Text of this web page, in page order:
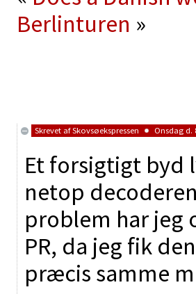
Berlinturen »
Skrevet afSkovsøekspressen Onsdag d.
Et forsigtigt byd
netop
problem har jeg
PR, da jeg fik
præcis samme